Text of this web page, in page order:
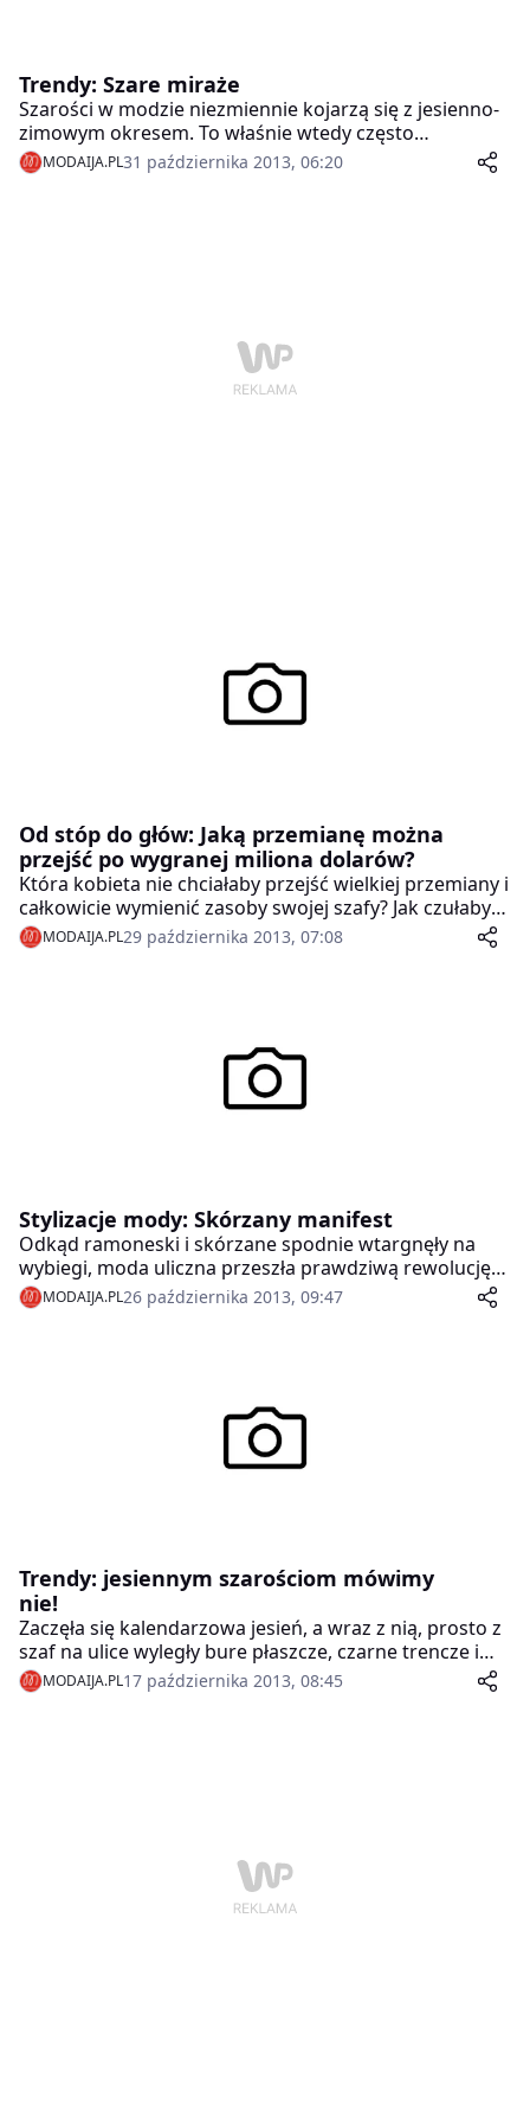
Trendy: Szare miraże
Szarości w modzie niezmiennie kojarzą się z jesienno-
zimowym okresem. To właśnie wtedy często
rezygnujemy z intensywnych kolorów na rzecz czerni i
neutralnych barw. Szary to bezpieczna, ale na pewno
MODAIJA.PL31 października 2013, 06:20
Od stóp do głów: Jaką przemianę można
przejść po wygranej miliona dolarów?
Która kobieta nie chciałaby przejść wielkiej przemiany i
całkowicie wymienić zasoby swojej szafy? Jak czułabyś
się, gdybyś każdego dnia mogła wkładać na siebie
nową sukienkę znanego projektanta i używać
MODAIJA.PL29 października 2013, 07:08
Stylizacje mody: Skórzany manifest
Odkąd ramoneski i skórzane spodnie wtargnęły na
wybiegi, moda uliczna przeszła prawdziwą rewolucję
od grzecznego, codziennego stylu do zadziornego
looku. Skóra to jednak nie tylko rock i grunge. Bywa,
MODAIJA.PL26 października 2013, 09:47
Trendy: jesiennym szarościom mówimy
nie!
Zaczęła się kalendarzowa jesień, a wraz z nią, prosto z
szaf na ulice wyległy bure płaszcze, czarne trencze i
szare buty. Takiej tendencji mówimy nie! I w związku z
tym, przygotowaliśmy dla Was 3 propozycje,
MODAIJA.PL17 października 2013, 08:45